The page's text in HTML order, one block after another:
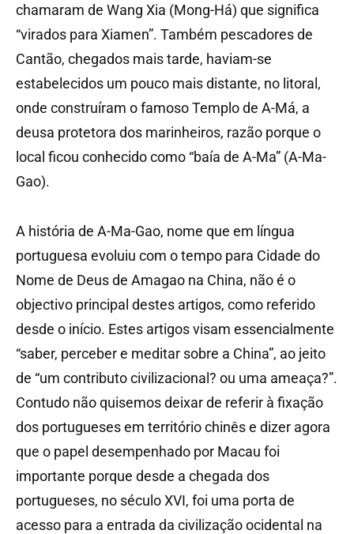
chamaram de Wang Xia (Mong-Há) que significa
“virados para Xiamen”. Também pescadores de
Cantão, chegados mais tarde, haviam-se
estabelecidos um pouco mais distante, no litoral,
onde construíram o famoso Templo de A-Má, a
deusa protetora dos marinheiros, razão porque o
local ficou conhecido como “baía de A-Ma” (A-Ma-
Gao).
A história de A-Ma-Gao, nome que em língua
portuguesa evoluiu com o tempo para Cidade do
Nome de Deus de Amagao na China, não é o
objectivo principal destes artigos, como referido
desde o início. Estes artigos visam essencialmente
“saber, perceber e meditar sobre a China”, ao jeito
de “um contributo civilizacional? ou uma ameaça?”.
Contudo não quisemos deixar de referir à fixação
dos portugueses em território chinês e dizer agora
que o papel desempenhado por Macau foi
importante porque desde a chegada dos
portugueses, no século XVI, foi uma porta de
acesso para a entrada da civilização ocidental na